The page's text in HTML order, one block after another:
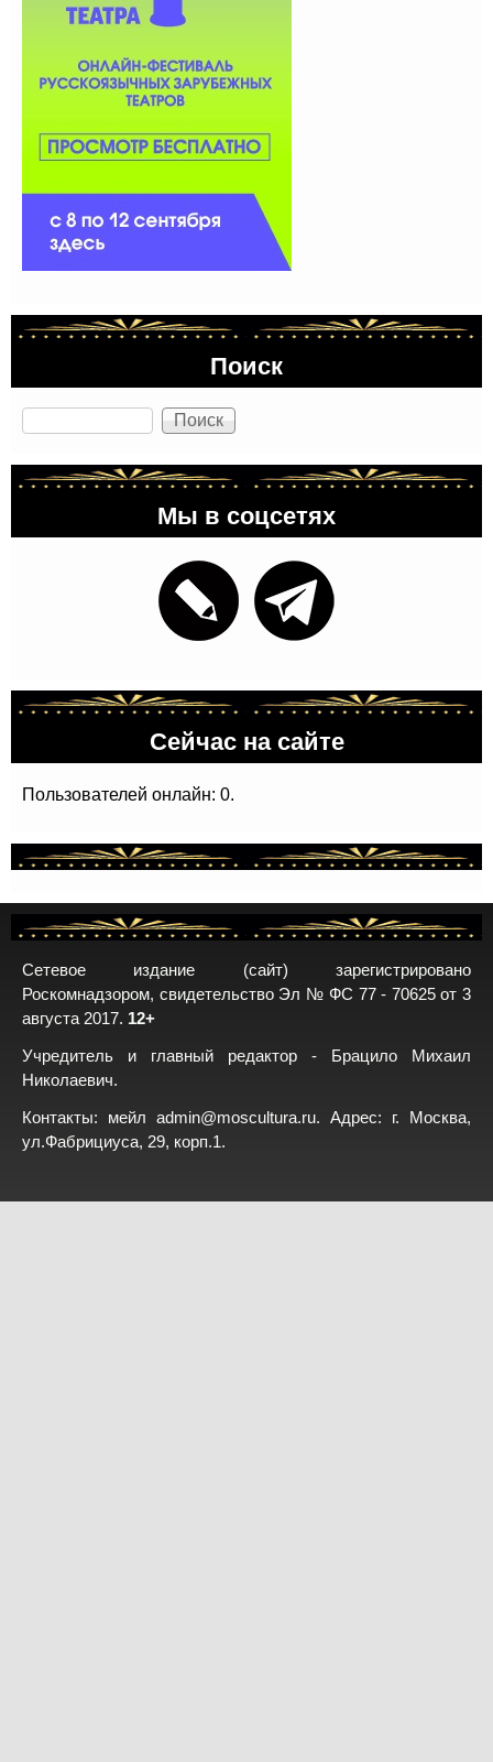
Поиск
Поиск
Мы в соцсетях
Сейчас на сайте
Пользователей онлайн: 0.
Сетевое издание (сайт) зарегистрировано
Роскомнадзором, свидетельство Эл № ФС 77 - 70625 от 3
августа 2017. 12+
Учредитель и главный редактор - Брацило Михаил
Николаевич.
Контакты: мейл admin@moscultura.ru. Адрес: г. Москва,
ул.Фабрициуса, 29, корп.1.